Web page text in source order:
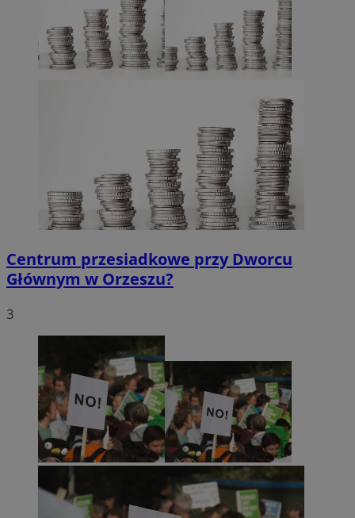
Centrum przesiadkowe przy Dworcu
Głównym w Orzeszu?
3